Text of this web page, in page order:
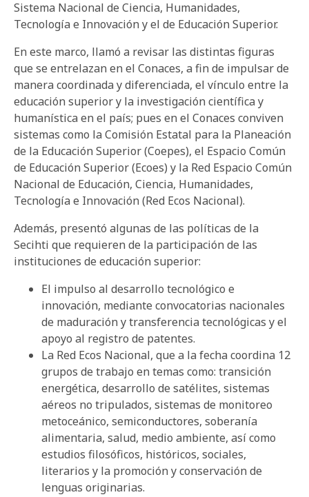
Sistema Nacional de Ciencia, Humanidades,
Tecnología e Innovación y el de Educación Superior.
En este marco, llamó a revisar las distintas figuras
que se entrelazan en el Conaces, a fin de impulsar de
manera coordinada y diferenciada, el vínculo entre la
educación superior y la investigación científica y
humanística en el país; pues en el Conaces conviven
sistemas como la Comisión Estatal para la Planeación
de la Educación Superior (Coepes), el Espacio Común
de Educación Superior (Ecoes) y la Red Espacio Común
Nacional de Educación, Ciencia, Humanidades,
Tecnología e Innovación (Red Ecos Nacional).
Además, presentó algunas de las políticas de la
Secihti que requieren de la participación de las
instituciones de educación superior:
El impulso al desarrollo tecnológico e
innovación, mediante convocatorias nacionales
de maduración y transferencia tecnológicas y el
apoyo al registro de patentes.
La Red Ecos Nacional, que a la fecha coordina 12
grupos de trabajo en temas como: transición
energética, desarrollo de satélites, sistemas
aéreos no tripulados, sistemas de monitoreo
metoceánico, semiconductores, soberanía
alimentaria, salud, medio ambiente, así como
estudios filosóficos, históricos, sociales,
literarios y la promoción y conservación de
lenguas originarias.